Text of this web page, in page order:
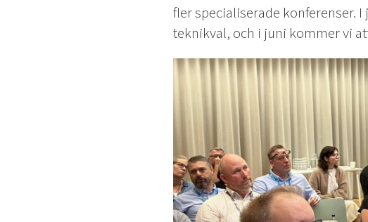
fler specialiserade konferenser.
teknikval, och i juni kommer vi